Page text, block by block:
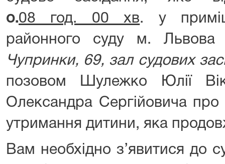
о.08 год. 00 хв. у
районного суду м.
Чупринки, 69, зал судових
позовом Шулежко Юлії
Олександра Сергійовича про
утримання дитини, яка
Вам необхідно з’явитися до